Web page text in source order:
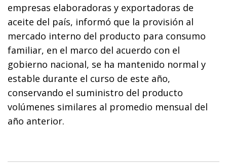
empresas elaboradoras y exportadoras de
aceite del país, informó que la provisión al
mercado interno del producto para consumo
familiar, en el marco del acuerdo con el
gobierno nacional, se ha mantenido normal y
estable durante el curso de este año,
conservando el suministro del producto
volúmenes similares al promedio mensual del
año anterior.